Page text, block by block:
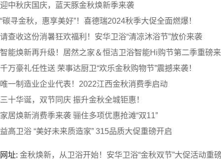
迎中秋庆国庆，蓝天豚金秋焕新季来袭
“碳寻金秋，惠享美好”！喜德瑞2024秋季大促全面燃爆！
请查收这份消暑狂欢福利！安华卫浴“清凉沐浴节”放价来袭
智能焕新再升级！居然之家＆恒洁卫浴智能Hi购节第二季重磅
千万豪礼任性送 荣事达厨卫“欢乐金秋购物节”震撼来袭！
唯一制造业企业代表！2022江西金秋消费季启动
三十华诞，双节同庆 振升金秋全城钜惠！
家居焕新消费季来袭 骊住多项优惠抢滩“双11”
益高卫浴 “美好未来质造家” 315品质大促重磅开启
网址: 金秋焕新，从卫浴开始！安华卫浴“金秋双节”大促活动重